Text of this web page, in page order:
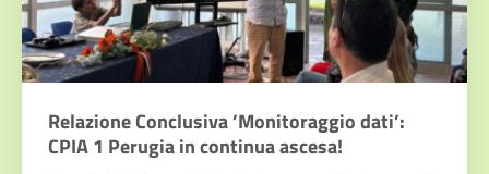
Relazione Conclusiva ’Monitoraggio dati’:
CPIA 1 Perugia in continua ascesa!